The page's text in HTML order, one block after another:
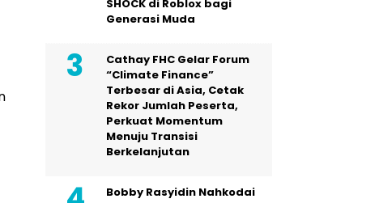
SHOCK di Roblox bagi
Generasi Muda
Cathay FHC Gelar Forum
“Climate Finance”
Terbesar di Asia, Cetak
Rekor Jumlah Peserta,
Perkuat Momentum
Menuju Transisi
Berkelanjutan
Bobby Rasyidin Nahkodai